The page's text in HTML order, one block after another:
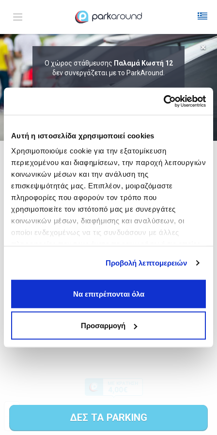
Αυτή η ιστοσελίδα χρησιμοποιεί cookies
Χρησιμοποιούμε cookie για την εξατομίκευση
περιεχομένου και διαφημίσεων, την παροχή λειτουργιών
κοινωνικών μέσων και την ανάλυση της
επισκεψιμότητάς μας. Επιπλέον, μοιραζόμαστε
πληροφορίες που αφορούν τον τρόπο που
χρησιμοποιείτε τον ιστότοπό μας με συνεργάτες
κοινωνικών μέσων, διαφήμισης και αναλύσεων, οι
οποίοι ενδεχομένως να τις συνδυάσουν με άλλες
Προβολή λεπτομερειών
Να επιτρέπονται όλα
Προσαρμογή
Ο χώρος στάθμευσης Παλαμά Κωστή 12
δεν συνεργάζεται με το ParkAround.
Δες τώρα τα parking στο χάρτη και σύγκρινετιμή
καιαπόσταση
ΔΕΣ ΤΑ PARKING
ΑΠΟΤΕΛΕΣΜΑΤΑ ΓΙΑ:
ΑΦΙΞΗ Παρ 07 Αυγ 18:30 ΔΙΑΡΚΕΙΑ